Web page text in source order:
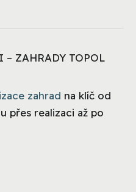
ZAHRADY TOPOL
zahrad na klíč od
přes realizaci až po